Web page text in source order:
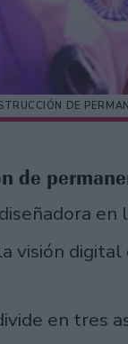
DE
de
visión digital
en tres